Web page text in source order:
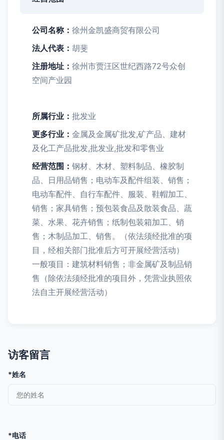
公司名称： 徐州金凯盛商贸有限公司
法人代表： 胡斐
注册地址： 徐州市贾汪区世纪西路72号众创
空间产业园
所属行业： 批发业
更多行业： 金属及金属矿批发,矿产品、建材
及化工产品批发,批发业,批发和零售业
经营范围： 钢材、木材、塑料制品、橡胶制
品、日用品销售；电动车及配件组装、销售；
电动车配件、自行车配件、服装、鞋帽加工、
销售；家具销售；预包装食品及散装食品、蔬
菜、水果、花卉销售；纸制包装箱加工、销
售；木制品加工、销售。（依法须经批准的项
目，经相关部门批准后方可开展经营活动）
一般项目：建筑材料销售；非金属矿及制品销
售（除依法须经批准的项目外，凭营业执照依
法自主开展经营活动）
访客留言
*姓名
*电话